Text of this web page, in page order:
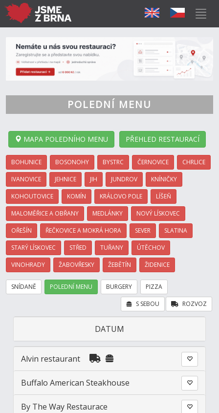
POLEDNÍ MENU
MAPA POLEDNÍHO MENU PŘEHLED RESTAURACÍ
BOHUNICE BOSONOHY BYSTRC ČERNOVICE CHRLICE
IVANOVICE JEHNICE JIH JUNDROV KNÍNIČKY
KOHOUTOVICE KOMÍN KRÁLOVO POLE LÍŠEŇ
MALOMĚŘICE A OBŘANY MEDLÁNKY NOVÝ LÍSKOVEC
OŘEŠÍN ŘEČKOVICE A MOKRÁ HORA SEVER SLATINA
STARÝ LÍSKOVEC STŘED TUŘANY ÚTĚCHOV
VINOHRADY ŽABOVŘESKY ŽEBĚTÍN ŽIDENICE
SNÍDANĚ POLEDNÍ MENU BURGERY PIZZA
ROZVOZ
S SEBOU
DATUM
Alvin restaurant
Buffalo American Steakhouse
By The Way Restaurace